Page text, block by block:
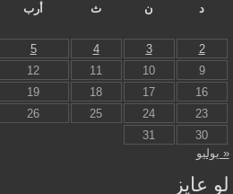
د
ن ث أرب
2
3
4
5
9
10
11
12
16
17
18
19
23
24
25
26
30
31
« يوليو
لو عايز